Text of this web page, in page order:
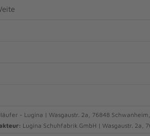
- Lugina | Wasgaustr. 2a, 76848
Lugina Schuhfabrik GmbH | Wasgaustr. 2a,